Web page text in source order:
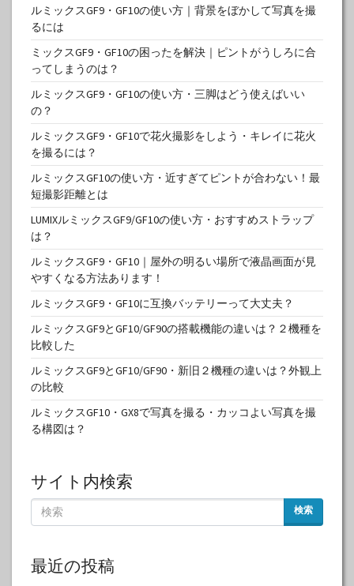
ルミックスGF9・GF10の使い方｜背景をぼかして写真を撮
るには
ミックスGF9・GF10の困ったを解決｜ピントがうしろに合
ってしまうのは？
ルミックスGF9・GF10の使い方・三脚はどう使えばいい
の？
ルミックスGF9・GF10で花火撮影をしよう・キレイに花火
を撮るには？
ルミックスGF10の使い方・近すぎてピントが合わない！最
短撮影距離とは
LUMIXルミックスGF9/GF10の使い方・おすすめストラップ
は？
ルミックスGF9・GF10｜屋外の明るい場所で液晶画面が見
やすくなる方法あります！
ルミックスGF9・GF10に互換バッテリーって大丈夫？
ルミックスGF9とGF10/GF90の搭載機能の違いは？２機種を
比較した
ルミックスGF9とGF10/GF90・新旧２機種の違いは？外観上
の比較
ルミックスGF10・GX8で写真を撮る・カッコよい写真を撮
る構図は？
サイト内検索
検索
最近の投稿